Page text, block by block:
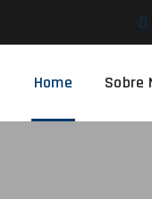
Home Sobre